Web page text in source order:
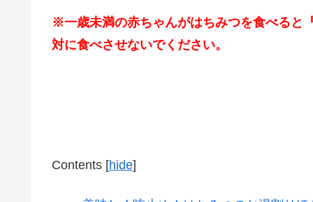
※一歳未満の赤ちゃんがはちみつを食べると
対に食べさせないでください。
Contents [hide]